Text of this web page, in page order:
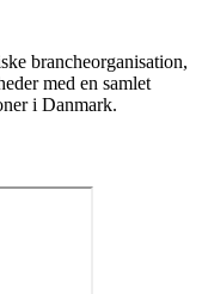
brancheorganisation,
med en samlet
i Danmark.